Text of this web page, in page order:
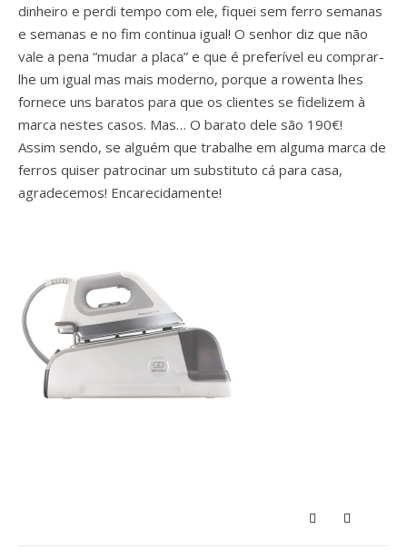
dinheiro e perdi tempo com ele, fiquei sem ferro semanas
e semanas e no fim continua igual! O senhor diz que não
vale a pena “mudar a placa” e que é preferível eu comprar-
lhe um igual mas mais moderno, porque a rowenta lhes
fornece uns baratos para que os clientes se fidelizem à
marca nestes casos. Mas… O barato dele são 190€!
Assim sendo, se alguém que trabalhe em alguma marca de
ferros quiser patrocinar um substituto cá para casa,
agradecemos! Encarecidamente!